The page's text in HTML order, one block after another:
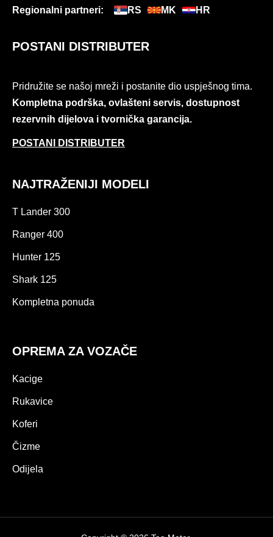
Regionalni partneri: RS MK HR
POSTANI DISTRIBUTER
Pridružite se našoj mreži i postanite dio uspješnog tima.
Kompletna podrška, ovlašteni servis, dostupnost
rezervnih dijelova i tvornička garancija.
POSTANI DISTRIBUTER
NAJTRAŽENIJI MODELI
T Lander 300
Ranger 400
Hunter 125
Shark 125
Kompletna ponuda
OPREMA ZA VOZAČE
Kacige
Rukavice
Koferi
Čizme
Odijela